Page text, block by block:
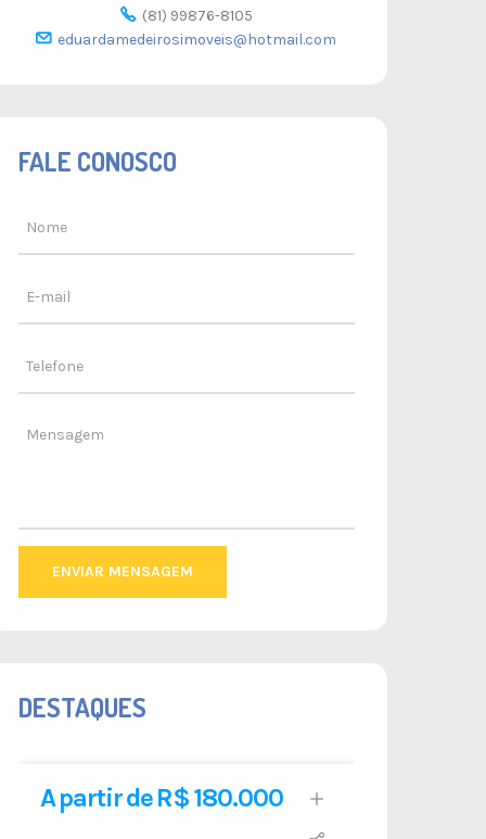
(81) 99876-8105
eduardamedeirosimoveis@hotmail.com
FALE CONOSCO
ENVIAR MENSAGEM
DESTAQUES
A partir de R$ 180.000